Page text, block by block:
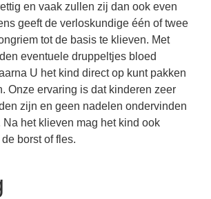
en vaak zullen zij dan ook even
geeft de verloskundige één of twee
tot de basis te klieven. Met
eventuele druppeltjes bloed
U het kind direct op kunt pakken
Onze ervaring is dat kinderen zeer
zijn en geen nadelen ondervinden
Na het klieven mag het kind ook
borst of fles.